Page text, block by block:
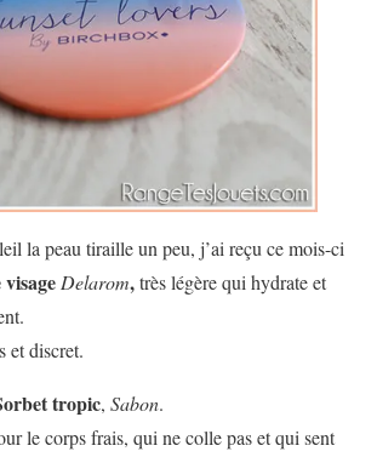
la peau tiraille un peu, j’ai reçu ce mois-ci
Delarom,très légère qui hydrate et
et discret.
tropic, Sabon.
le corps frais, qui ne colle pas et qui sent